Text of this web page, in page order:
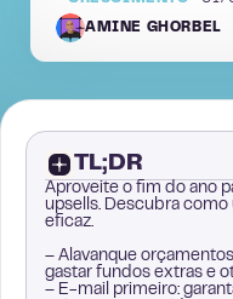
AMINE GHORBEL
TL;DR
Aproveite o fim do ano
upsells. Descubra como
eficaz.
– Alavanque
gastar fundos extras e
– E-mail primeiro: